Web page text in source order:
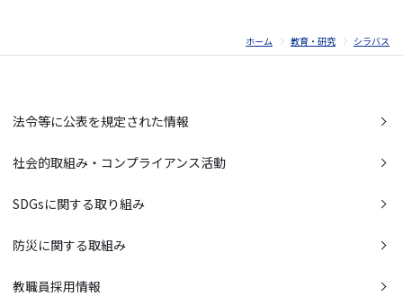
ホーム 教育・研究 シラバス
法令等に公表を規定された情報
社会的取組み・コンプライアンス活動
SDGsに関する取り組み
防災に関する取組み
教職員採用情報